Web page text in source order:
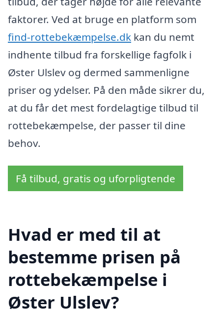
faktorer. Ved at bruge en platform som
find-rottebekæmpelse.dk kan du nemt
indhente tilbud fra forskellige fagfolk i
Øster Ulslev og dermed sammenligne
priser og ydelser. På den måde sikrer du,
at du får det mest fordelagtige tilbud til
rottebekæmpelse, der passer til dine
behov.
Få tilbud, gratis og uforpligtende
Hvad er med til at
bestemme prisen på
rottebekæmpelse i
Øster Ulslev?